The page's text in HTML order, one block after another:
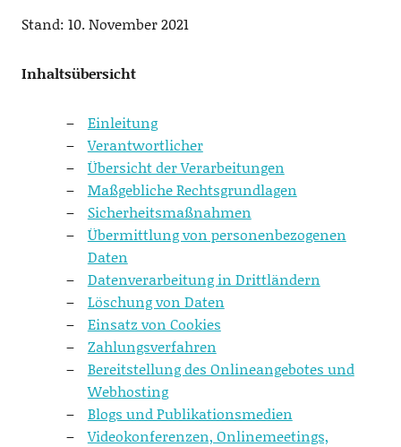
Stand: 10. November 2021
Inhaltsübersicht
Einleitung
Verantwortlicher
Übersicht der Verarbeitungen
Maßgebliche Rechtsgrundlagen
Sicherheitsmaßnahmen
Übermittlung von personenbezogenen
Daten
Datenverarbeitung in Drittländern
Löschung von Daten
Einsatz von Cookies
Zahlungsverfahren
Bereitstellung des Onlineangebotes und
Webhosting
Blogs und Publikationsmedien
Videokonferenzen, Onlinemeetings,